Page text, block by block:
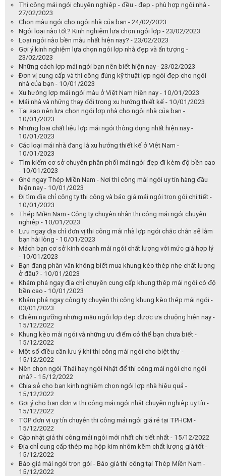
Thi công mái ngói chuyên nghiệp - đều - đẹp - phù hợp ngôi nhà -
27/02/2023
Chọn màu ngói cho ngôi nhà của bạn - 24/02/2023
Ngói loại nào tốt? Kinh nghiệm lựa chọn ngói lợp - 23/02/2023
Loại ngói nào bền màu nhất hiện nay? - 23/02/2023
Gợi ý kinh nghiệm lựa chọn ngói lợp nhà đẹp và ấn tượng -
23/02/2023
Những cách lợp mái ngói bạn nên biết hiện nay - 23/02/2023
Đơn vị cung cấp và thi công đúng kỹ thuật lợp ngói đẹp cho ngôi
nhà của bạn - 10/01/2023
Xu hướng lợp mái ngói màu ở Việt Nam hiện nay - 10/01/2023
Mái nhà và những thay đổi trong xu hướng thiết kế - 10/01/2023
Tại sao nên lựa chọn ngói lợp nhà cho ngôi nhà của bạn -
10/01/2023
Những loại chất liệu lợp mái ngói thông dụng nhất hiện nay -
10/01/2023
Các loại mái nhà đang là xu hướng thiết kế ở Việt Nam -
10/01/2023
Tìm kiếm cơ sở chuyên phân phối mái ngói đẹp đi kèm độ bền cao
- 10/01/2023
Ghé ngay Thép Miền Nam - Nơi thi công mái ngói uy tín hàng đầu
hiện nay - 10/01/2023
Đi tìm địa chỉ công ty thi công và báo giá mái ngói trọn gói chi tiết -
10/01/2023
Thép Miền Nam - Công ty chuyên nhận thi công mái ngói chuyên
nghiệp - 10/01/2023
Lưu ngay địa chỉ đơn vị thi công mái nhà lợp ngói chắc chắn sẽ làm
bạn hài lòng - 10/01/2023
Mách bạn cơ sở kinh doanh mái ngói chất lượng với mức giá hợp lý
- 10/01/2023
Bạn đang phân vân không biết mua khung kèo thép nhẹ chất lượng
ở đâu? - 10/01/2023
Khám phá ngay địa chỉ chuyên cung cấp khung thép mái ngói có độ
bền cao - 10/01/2023
Khám phá ngay công ty chuyên thi công khung kèo thép mái ngói -
03/01/2023
Chiêm ngưỡng những mẫu ngói lợp đẹp được ưa chuộng hiện nay -
15/12/2022
Khung kèo mái ngói và những ưu điểm có thể bạn chưa biết -
15/12/2022
Một số điều cần lưu ý khi thi công mái ngói cho biệt thự -
15/12/2022
Nên chọn ngói Thái hay ngói Nhật để thi công mái ngói cho ngôi
nhà? - 15/12/2022
Chia sẻ cho bạn kinh nghiệm chọn ngói lợp nhà hiệu quả -
15/12/2022
Gợi ý cho bạn đơn vị thi công mái ngói nhật chuyên nghiệp uy tín -
15/12/2022
TOP đơn vị uy tín chuyên thi công mái ngói giá rẻ tại TPHCM -
15/12/2022
Cập nhật giá thi công mái ngói mới nhất chi tiết nhất - 15/12/2022
Địa chỉ cung cấp thép mạ hộp kim nhôm kẽm chất lượng giá tốt -
15/12/2022
Báo giá mái ngói trọn gói - Báo giá thi công tại Thép Miền Nam -
15/12/2022